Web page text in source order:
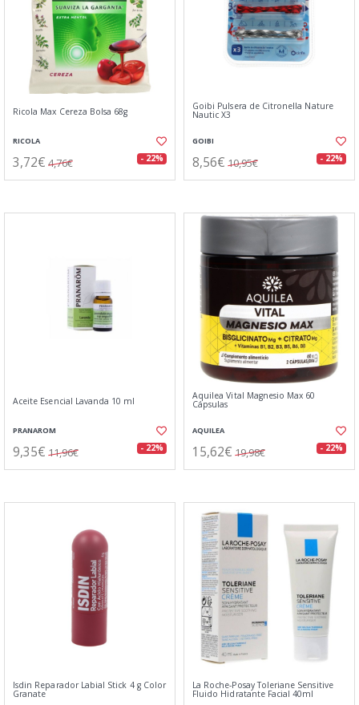
Ricola Max Cereza Bolsa 68g
RICOLA
3,72€ 4,76€ - 22%
Goibi Pulsera de Citronella Nature
Nautic X3
GOIBI
8,56€ 10,95€ - 22%
Aceite Esencial Lavanda 10 ml
PRANAROM
9,35€ 11,96€ - 22%
Aquilea Vital Magnesio Max 60
Cápsulas
AQUILEA
15,62€ 19,98€ - 22%
Isdin Reparador Labial Stick 4 g Color
Granate
La Roche-Posay Toleriane Sensitive
Fluido Hidratante Facial 40ml